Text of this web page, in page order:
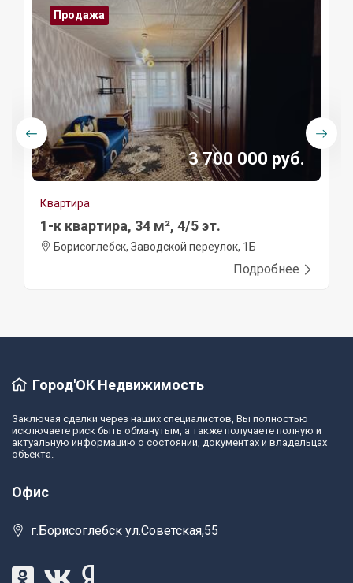
Продажа
3 700 000 руб.
Квартира
1-к квартира, 34 м², 4/5 эт.
Борисоглебск, Заводской переулок, 1Б
Подробнее
Город'ОК Недвижимость
Заключая сделки через наших специалистов, Вы полностью
исключаете риск быть обманутым, а также получаете полную и
актуальную информацию о состоянии, документах и владельцах
объекта.
Офис
г.Борисоглебск ул.Советская,55